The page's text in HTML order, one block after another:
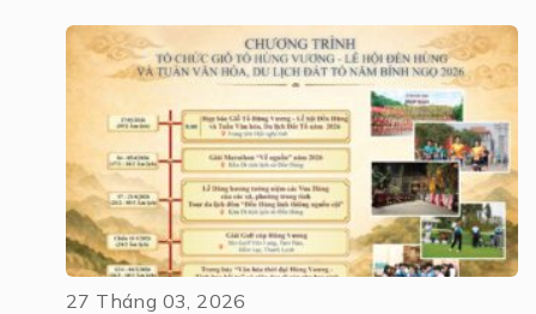
27 Tháng 03, 2026